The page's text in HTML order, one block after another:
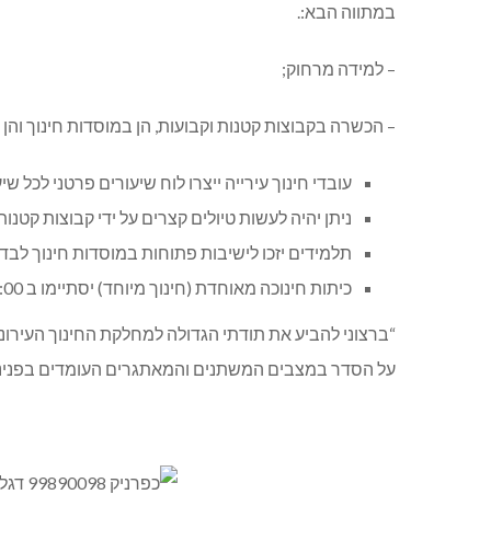
במתווה הבא:.
– למידה מרחוק;
– הכשרה בקבוצות קטנות וקבועות, הן במוסדות חינוך והן
עובדי חינוך עירייה ייצרו לוח שיעורים פרטני לכל
ניתן יהיה לעשות טיולים קצרים על ידי קבוצות
תלמידים יזכו לישיבות פתוחות במוסדות חינוך
כיתות חינוכה מאוחדת (חינוך מיוחד) יסתיימו ב 14:00.
“ברצוני להביע את תודתי הגדולה למחלקת החינוך
על הסדר במצבים המשתנים והמאתגרים העומדים